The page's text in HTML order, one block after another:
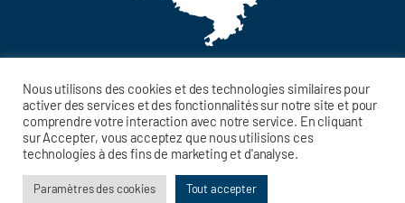
MENTIONS LÉGALES
POLITIQUE DE CONFIDENTIALITÉ
© ERELIS - TOUT DROIT RÉSERVÉ
Nous utilisons des cookies et des technologies similaires pour
activer des services et des fonctionnalités sur notre site et pour
comprendre votre interaction avec notre service. En cliquant
sur Accepter, vous acceptez que nous utilisions ces
technologies à des fins de marketing et d'analyse.
Paramètres des cookies Tout accepter